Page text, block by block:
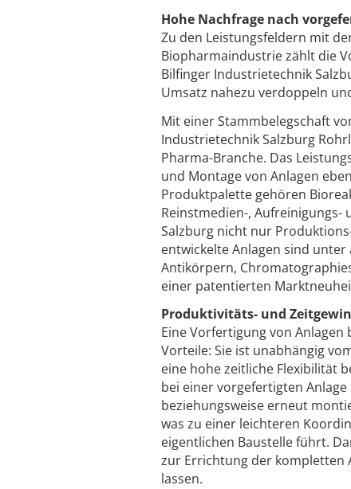
Hohe Nachfrage nach
Zu den Leistungsfeldern mit
Biopharmaindustrie zählt die
Bilfinger Industrietechnik
Umsatz nahezu verdoppeln
Mit einer Stammbelegschaft
Industrietechnik Salzburg
Pharma-Branche. Das
und Montage von Anlagen
Produktpalette gehören
Reinstmedien-, Aufreinigungs-
Salzburg nicht nur
entwickelte Anlagen sind
Antikörpern,
einer patentierten
Produktivitäts- und
Eine Vorfertigung von
Vorteile: Sie ist unabhängig
eine hohe zeitliche Flexibilität
bei einer vorgefertigten
beziehungsweise erneut
was zu einer leichteren
eigentlichen Baustelle führt.
zur Errichtung der kompletten
lassen.